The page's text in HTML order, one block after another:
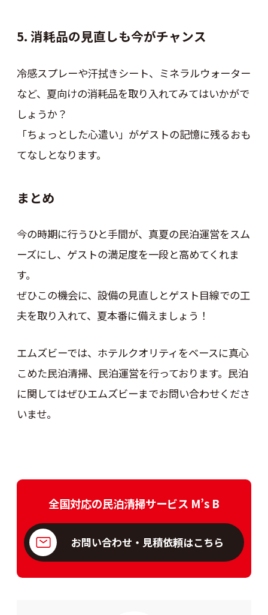
5. 消耗品の見直しも今がチャンス
冷感スプレーや汗拭きシート、ミネラルウォーター
など、夏向けの消耗品を取り入れてみてはいかがで
しょうか？
「ちょっとした心遣い」がゲストの記憶に残るおも
てなしとなります。
まとめ
今の時期に行うひと手間が、真夏の民泊運営をスム
ーズにし、ゲストの満足度を一段と高めてくれま
す。
ぜひこの機会に、設備の見直しとゲスト目線での工
夫を取り入れて、夏本番に備えましょう！
エムズビーでは、ホテルクオリティをベースに真心
こめた民泊清掃、民泊運営を行っております。民泊
に関してはぜひエムズビーまでお問い合わせくださ
いませ。
全国対応の民泊清掃サービス M’s B
お問い合わせ・見積依頼はこちら